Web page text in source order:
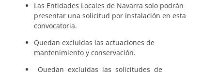
Las Entidades Locales de Navarra solo podrán
presentar una solicitud por instalación en esta
convocatoria.
Quedan excluidas las actuaciones de
mantenimiento y conservación.
Quedan excluidas las solicitudes de